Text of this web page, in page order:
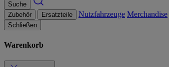
Suche
Zubehör
Ersatzteile Nutzfahrzeuge Merchandise
Schließen
Warenkorb